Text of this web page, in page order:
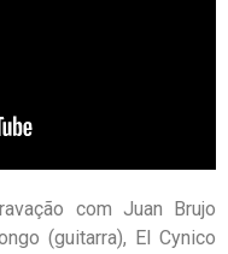
com Juan Brujo
(guitarra), El Cynico